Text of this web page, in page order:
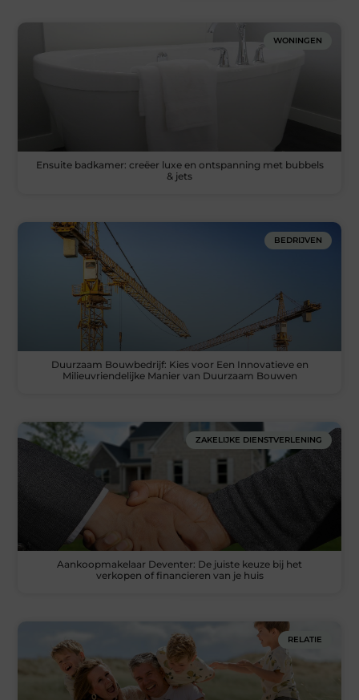
WONINGEN
Ensuite badkamer: creëer luxe en ontspanning met bubbels
& jets
BEDRIJVEN
Duurzaam Bouwbedrijf: Kies voor Een Innovatieve en
Milieuvriendelijke Manier van Duurzaam Bouwen
ZAKELIJKE DIENSTVERLENING
Aankoopmakelaar Deventer: De juiste keuze bij het
verkopen of financieren van je huis
RELATIE